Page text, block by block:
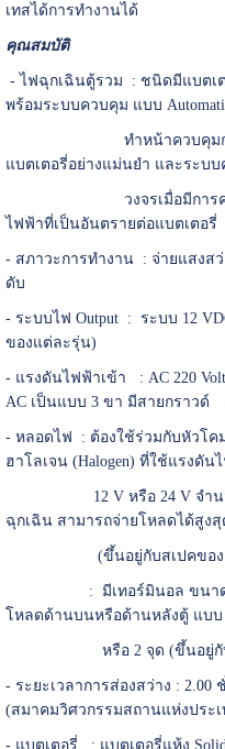
เทสได้การทำงานได้
คุณสมบัติ
- ไฟฉุกเฉินตู้รวม : ชนิดมีแบตเต
พร้อมระบบควบคุม แบบ Automatic
ทำหน้าควบคุมการประ
แบตเตอรี่อย่างแม่นยำ และระบ
วงจรเมื่อมีการคายประ
ไฟฟ้าที่เป็นอันตรายต่อแบตเตอ
- สภาวะการทำงาน : จ่ายแสงส
ดับ
- ระบบไฟ Output : ระบบ 12
ของแต่ละรุ่น)
- แรงดันไฟฟ้าเข้า : AC 220
AC เป็นแบบ 3 ขา มีสายกราวด์
- หลอดไฟ : ต้องใช้ร่วมกับหัวโค
ฮาโลเจน (Halogen) ที่ใช้แรงดัน
12 V หรือ 24 V จำนวนห
ฉุกเฉิน สามารถจ่ายโหลดได้สูง
(ขึ้นอยู่กับสเปคของแ
: มีเทอร์มินอล ขนาด 100
โหลดด้านบนหรือด้านหลังตู้ แบบ
หรือ 2 จุด (ขึ้นอยู่กับสเ
- ระยะเวลาการส่องสว่าง :
(สมาคมวิศวกรรมสถานแห่งประ
- แบตเตอรี่ : แบตเตอรี่แห้ง Solid